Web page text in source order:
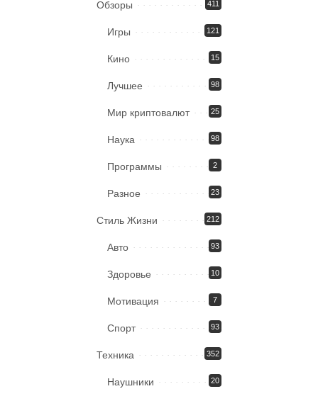
Обзоры 411
Игры 121
Кино 15
Лучшее 98
Мир криптовалют 25
Наука 98
Программы 2
Разное 23
Стиль Жизни 212
Авто 93
Здоровье 10
Мотивация 7
Спорт 93
Техника 352
Наушники 20